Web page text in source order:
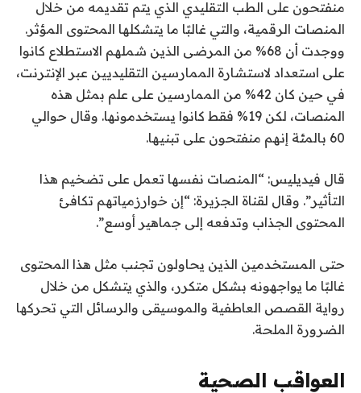
منفتحون على الطب التقليدي الذي يتم تقديمه من خلال
المنصات الرقمية، والتي غالبًا ما يتشكلها المحتوى المؤثر.
ووجدت أن 68% من المرضى الذين شملهم الاستطلاع كانوا
على استعداد لاستشارة الممارسين التقليديين عبر الإنترنت،
في حين كان 42% من الممارسين على علم بمثل هذه
المنصات، لكن 19% فقط كانوا يستخدمونها. وقال حوالي
60 بالمئة إنهم منفتحون على تبنيها.
قال فيديليس: “المنصات نفسها تعمل على تضخيم هذا
التأثير”. وقال لقناة الجزيرة: “إن خوارزمياتهم تكافئ
المحتوى الجذاب وتدفعه إلى جماهير أوسع”.
حتى المستخدمين الذين يحاولون تجنب مثل هذا المحتوى
غالبًا ما يواجهونه بشكل متكرر، والذي يتشكل من خلال
رواية القصص العاطفية والموسيقى والرسائل التي تحركها
الضرورة الملحة.
العواقب الصحية